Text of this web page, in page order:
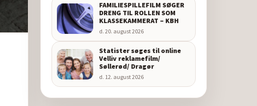
FAMILIESPILLEFILM SØGER
DRENG TIL ROLLEN SOM
KLASSEKAMMERAT – KBH
d. 20. august 2026
Statister søges til online
Velliv reklamefilm/
Søllerød/ Dragør
d. 12. august 2026